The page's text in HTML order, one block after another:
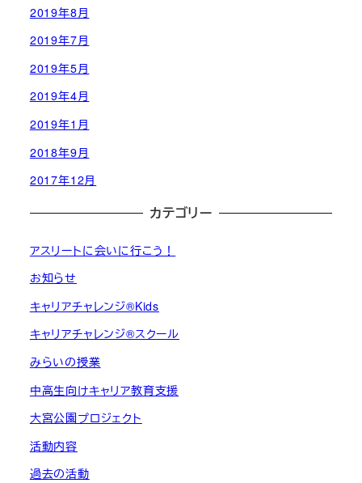
2019年8月
2019年7月
2019年5月
2019年4月
2019年1月
2018年9月
2017年12月
カテゴリー
アスリートに会いに行こう！
お知らせ
キャリアチャレンジ®︎Kids
キャリアチャレンジ®︎スクール
みらいの授業
中高生向けキャリア教育支援
大宮公園プロジェクト
活動内容
過去の活動